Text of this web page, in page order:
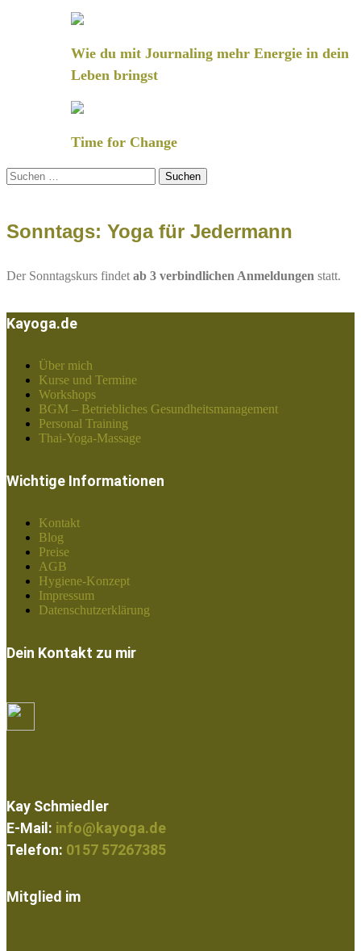
Wie du mit Journaling mehr Energie in dein
Leben bringst
Time for Change
Suchen
nach:
Sonntags: Yoga für Jedermann
Der Sonntagskurs findet ab 3 verbindlichen Anmeldungen statt.
Kayoga.de
Über mich
Kurse und Termine
Workshops
BGM – Betriebliches Gesundheitsmanagement
Personal Training
Thai-Yoga-Massage
Wichtige Informationen
Kontakt
Blog
Preise
AGB
Hygiene-Konzept
Impressum
Datenschutzerklärung
Dein Kontakt zu mir
Kay Schmiedler
E-Mail: info@kayoga.de
Telefon: 0157 57267385
Mitglied im